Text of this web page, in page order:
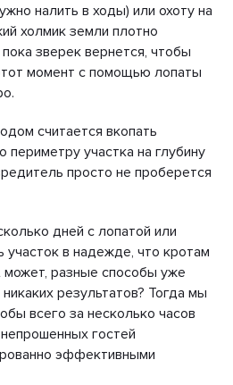
налить в ходы) или охоту на
холмик земли плотно
зверек вернется, чтобы
момент с помощью лопаты
считается вкопать
периметру участка на глубину
просто не проберется
дней с лопатой или
участок в надежде, что кротам
может, разные способы уже
результатов? Тогда мы
всего за несколько часов
гостей
эффективными